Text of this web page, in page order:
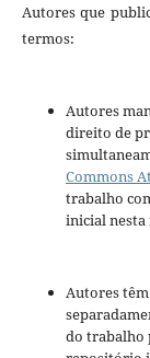
Autores que
termos:
Autores
direito de
Commons
trabalho
inicial nesta
Autores
do trabalho